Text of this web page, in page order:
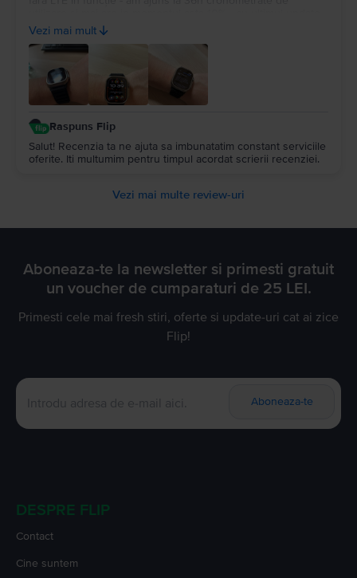
de Watch OS 26.5. Menționez că nu a venit cu cablu de
incarcare original si nici fast-charge dar cel puțin era nou cu
țipla pe el - iar cureaua aftermarket - e decentă, ușoară. Eu
mi-am luat separat cablu fast-charge Apple care încarcă intr-
o oră. Tineți cont că o să stați aproximativ 4h de la 0% la
100% cu un cablu normal. Extrem de mulțumit per total.
Vezi mai mult
Raspuns Flip
Salut! Recenzia ta ne ajuta sa imbunatatim constant serviciile
oferite. Iti multumim pentru timpul acordat scrierii recenziei.
Vezi mai multe review-uri
Aboneaza-te la newsletter si primesti gratuit
un voucher de cumparaturi de 25 LEI.
Primesti cele mai fresh stiri, oferte si update-uri cat ai zice
Flip!
Aboneaza-te
DESPRE FLIP
Contact
Cine suntem